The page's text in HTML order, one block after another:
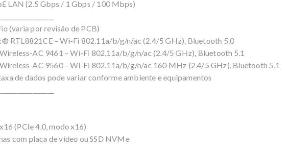
LAN (2.5 Gbps / 1 Gbps / 100 Mbps)
(varia por revisão de PCB)
RTL8821CE – Wi-Fi 802.11a/b/g/n/ac (2.4/5 GHz), Bluetooth 5.0
AC 9461 – Wi-Fi 802.11a/b/g/n/ac (2.4/5 GHz), Bluetooth 5.1
AC 9560 – Wi-Fi 802.11a/b/g/n/ac 160 MHz (2.4/5 GHz), Bluetooth 5.1
de dados pode variar conforme ambiente e equipamentos
(PCIe 4.0, modo x16)
com placa de vídeo ou SSD NVMe